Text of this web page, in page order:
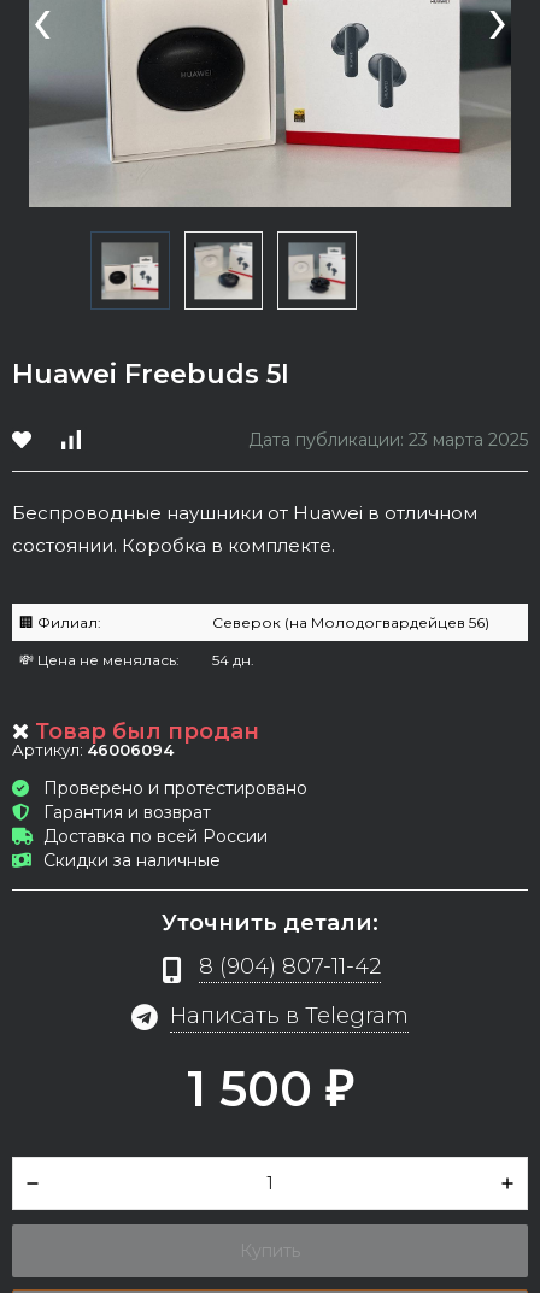
‹ ›
Huawei Freebuds 5I
Дата публикации: 23 марта 2025
Беспроводные наушники от Huawei в отличном
состоянии. Коробка в комплекте.
🏢 Филиал: Северок (на Молодогвардейцев 56)
💸 Цена не менялась: 54 дн.
Товар был продан
Артикул: 46006094
Проверено и протестировано
Гарантия и возврат
Доставка по всей России
Скидки за наличные
Уточнить детали:
8 (904) 807-11-42
Написать в Telegram
1 500 ₽
Купить